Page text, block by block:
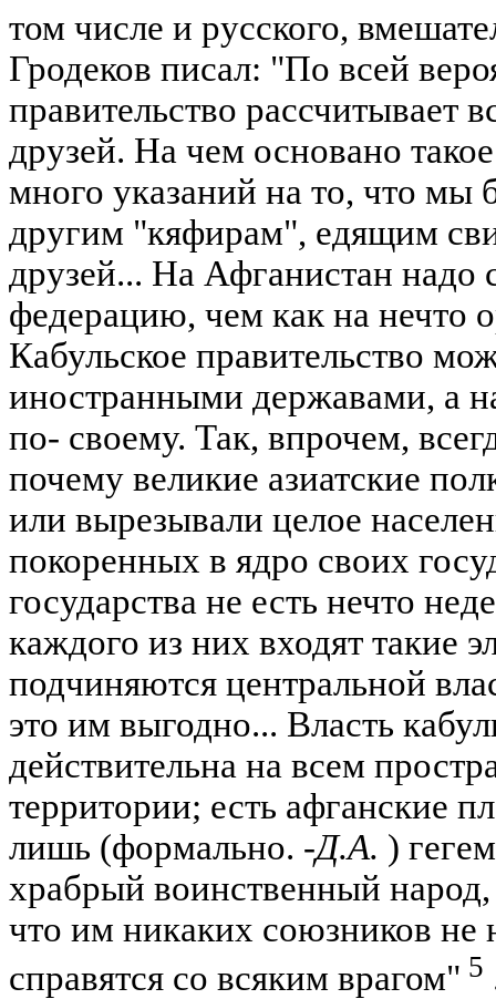
том числе и русского,
Гродеков писал: "По всей
правительство рассчитывает
друзей. На чем основано
много указаний на то, что мы
другим "кяфирам", едящим
друзей... На Афганистан надо
федерацию, чем как на нечто
Кабульское правительство
иностранными державами, а
по- своему. Так, впрочем,
почему великие азиатские
или вырезывали целое
покоренных в ядро своих
государства не есть нечто
каждого из них входят такие
подчиняются центральной
это им выгодно... Власть
действительна на всем
территории; есть афганские
лишь (формально. -Д.А. )
храбрый воинственный
что им никаких союзников не
справятся со всяким врагом" 5